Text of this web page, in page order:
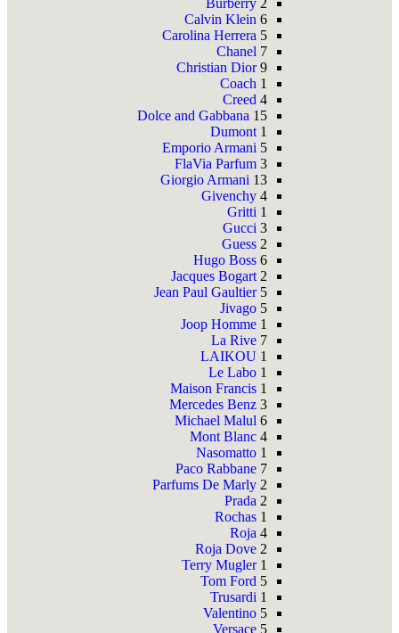
Calvin Klein 6
Carolina Herrera 5
Chanel 7
Christian Dior 9
Coach 1
Creed 4
Dolce and Gabbana 15
Dumont 1
Emporio Armani 5
FlaVia Parfum 3
Giorgio Armani 13
Givenchy 4
Gritti 1
Gucci 3
Guess 2
Hugo Boss 6
Jacques Bogart 2
Jean Paul Gaultier 5
Jivago 5
Joop Homme 1
La Rive 7
LAIKOU 1
Le Labo 1
Maison Francis 1
Mercedes Benz 3
Michael Malul 6
Mont Blanc 4
Nasomatto 1
Paco Rabbane 7
Parfums De Marly 2
Prada 2
Rochas 1
Roja 4
Roja Dove 2
Terry Mugler 1
Tom Ford 5
Trusardi 1
Valentino 5
Versace 5